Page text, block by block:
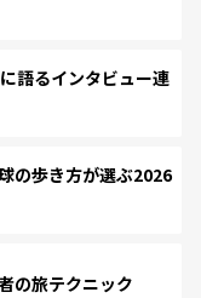
語るインタビュー連
の歩き方が選ぶ2026
の旅テクニック